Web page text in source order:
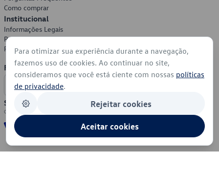
Como comprar
Institucional
Informações Legais
Política de Privacidade
Política de Cookies
Formas de Pagamento
Segurança
Para otimizar sua experiência durante a navegação,
fazemos uso de cookies. Ao continuar no site,
consideramos que você está ciente com nossas políticas
de privacidade.
Rejeitar cookies
Aceitar cookies